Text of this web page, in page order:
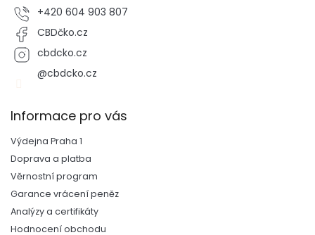
+420 604 903 807
CBDčko.cz
cbdcko.cz
@cbdcko.cz
Informace pro vás
Výdejna Praha 1
Doprava a platba
Věrnostní program
Garance vrácení peněz
Analýzy a certifikáty
Hodnocení obchodu